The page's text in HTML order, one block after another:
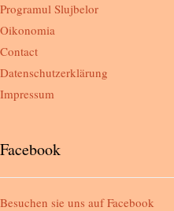
Programul Slujbelor
Oikonomia
Contact
Datenschutzerklärung
Impressum
Facebook
Besuchen sie uns aufFacebook